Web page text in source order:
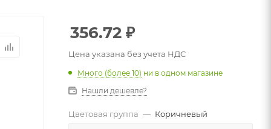
356.72 ₽
Цена указана без учета НДС
Много (более 10) ни в одном магазине
Нашли дешевле?
Цветовая группа — Коричневый